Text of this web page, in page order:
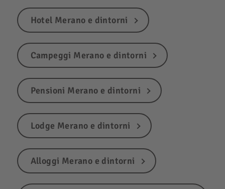
Hotel Merano e dintorni
Campeggi Merano e dintorni
Pensioni Merano e dintorni
Lodge Merano e dintorni
Alloggi Merano e dintorni